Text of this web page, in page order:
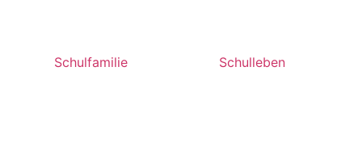
Schulfamilie Schulleben